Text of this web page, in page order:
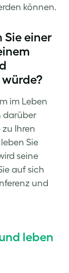
können.
Sie einer
im Leben
darüber
zu Ihren
Sie
seine
auf sich
und
leben